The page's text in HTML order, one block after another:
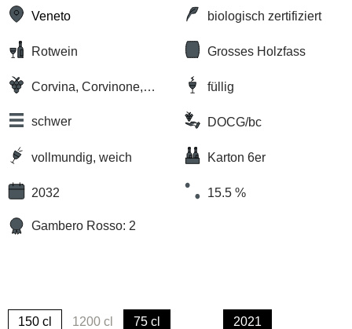
Veneto biologisch zertifiziert
Rotwein Grosses Holzfass
Corvina, Corvinone,
füllig
schwer DOCG/bc
vollmundig, weich Karton 6er
2032 15.5 %
Gambero Rosso: 2
150 cl 1200 cl
75 cl
2021